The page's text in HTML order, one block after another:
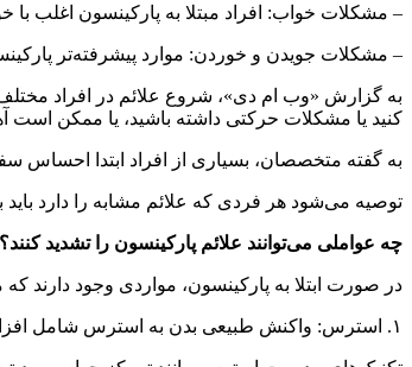
– مشکلات خواب: افراد مبتلا به پارکینسون اغلب
– مشکلات جویدن و خوردن: موارد پیشرفته‌تر
به گزارش «وب ام دی»، شروع علائم در افراد
کنید یا مشکلات حرکتی داشته باشید، یا ممکن است
به گفته متخصصان، بسیاری از افراد ابتدا احساس
توصیه‌ می‌شود هر فردی که علائم مشابه را دارد باید
چه عواملی می‌توانند علائم پارکینسون را تشدید کنند؟
در صورت ابتلا به پارکینسون، مواردی وجود دارند که
۱. استرس: واکنش طبیعی بدن به استرس شامل افزایش تنش عضلانی و بالا رفتن ضربان قلب است که می‌تواند باعث تشدید لرزش و سفتی عضلات در افراد مبتلا به بیماری پارکینسون شود.